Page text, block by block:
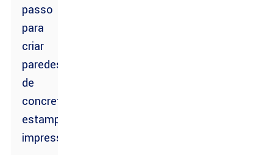
passo
para
criar
paredes
de
concreto
estampado
impressionantes